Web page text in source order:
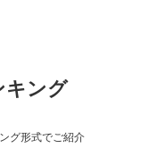
キング
グ形式でご紹介